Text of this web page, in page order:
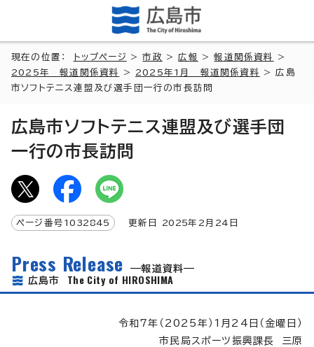
現在の位置： トップページ >市政 >広報 >報道関係資料
>
2025年 報道関係資料
> 2025年1月 報道関係資料
> 広島
市ソフトテニス連盟及び選手団一行の市長訪問
広島市ソフトテニス連盟及び選手団
一行の市長訪問
ページ番号 1032845 更新日 2025年2月 24 日
Press Release
報道資料
広島市 The City of HIROSHIMA
令和7年（2025年）1月24日（金曜日）
市民局スポーツ振興課長 三原